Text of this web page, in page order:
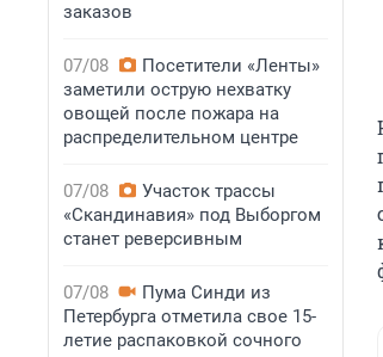
заказов
07/08
Посетители «Ленты»
заметили острую нехватку
овощей после пожара на
распределительном центре
07/08
Участок трассы
«Скандинавия» под Выборгом
станет реверсивным
07/08
Пума Синди из
Петербурга отметила свое 15-
летие распаковкой сочного